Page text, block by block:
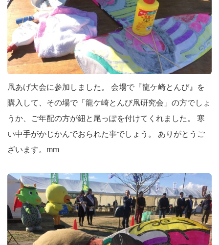
凧あげ大会に参加しました。 会場で『龍ケ崎とんび』を
購入して、その場で「龍ケ崎とんび凧研究会」の方でしょ
うか、ご年配の方が紐と尾っぽを付けてくれました。 寒
い中手がかじかんでおられた事でしょう。 ありがとうご
ざいます。mm